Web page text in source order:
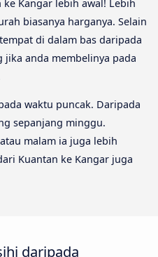
Kangar lebih awal! Lebih
biasanya harganya. Selain
di dalam bas daripada
jika anda membelinya pada
waktu puncak. Daripada
sepanjang minggu.
malam ia juga lebih
Kuantan ke Kangar juga
daripada